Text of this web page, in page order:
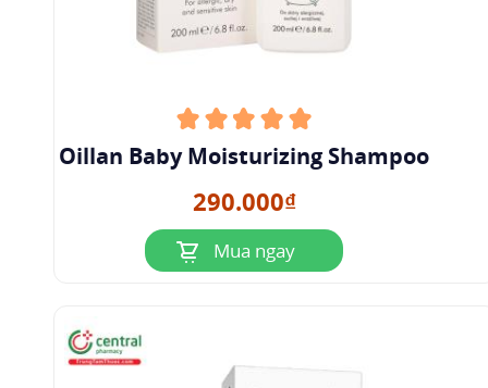
Oillan Baby Moisturizing Shampoo
290.000₫
Mua ngay